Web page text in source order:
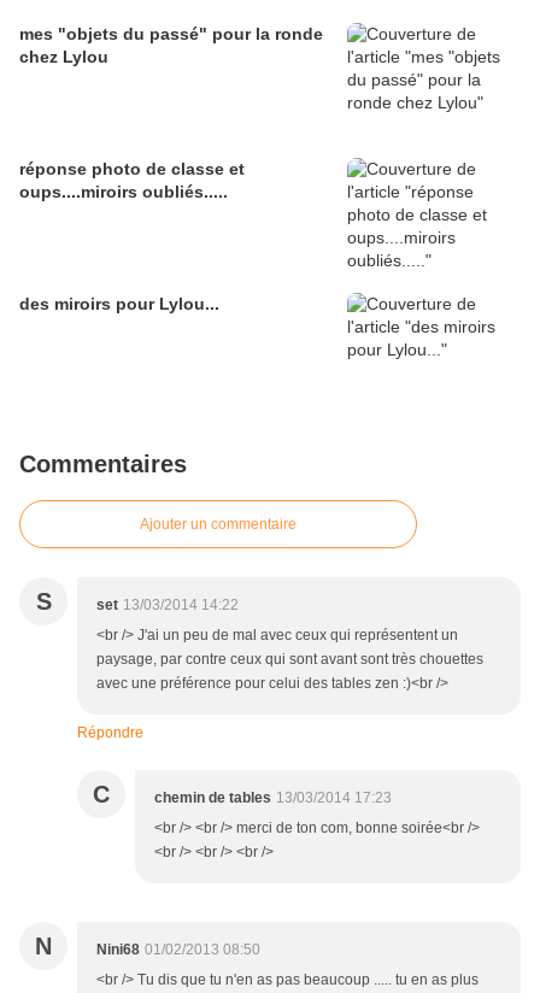
mes "objets du passé" pour la ronde
chez Lylou
réponse photo de classe et
oups....miroirs oubliés.....
des miroirs pour Lylou...
Commentaires
Ajouter un commentaire
S set 13/03/2014 14:22
<br /> J'ai un peu de mal avec ceux qui représentent un
paysage, par contre ceux qui sont avant sont très chouettes
avec une préférence pour celui des tables zen :)<br />
Répondre
C chemin de tables 13/03/2014 17:23
<br /> <br /> merci de ton com, bonne soirée<br />
<br /> <br /> <br />
N Nini68 01/02/2013 08:50
<br /> Tu dis que tu n'en as pas beaucoup ..... tu en as plus